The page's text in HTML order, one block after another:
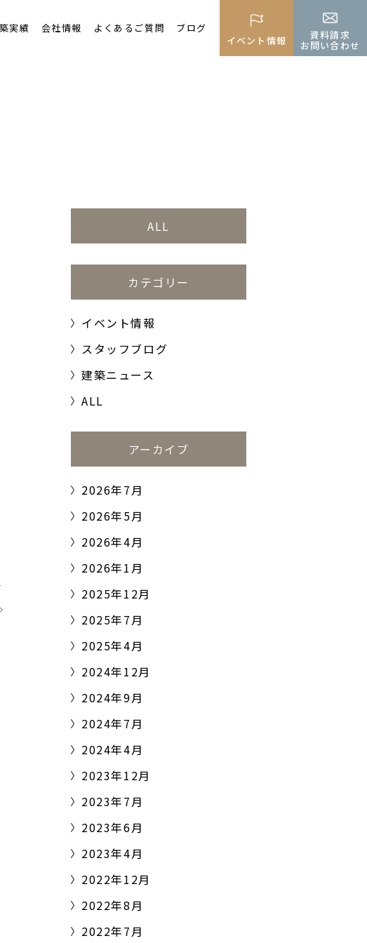
実績 会社情報 よくあるご質問
ブログ
イベント情報
資料請求
お問い合わせ
ALL
カテゴリー
イベント情報
スタッフブログ
建築ニュース
ALL
アーカイブ
2026年7月
2026年5月
2026年4月
2026年1月
2025年12月
2025年7月
2025年4月
2024年12月
2024年9月
2024年7月
2024年4月
2023年12月
2023年7月
2023年6月
2023年4月
2022年12月
2022年8月
2022年7月